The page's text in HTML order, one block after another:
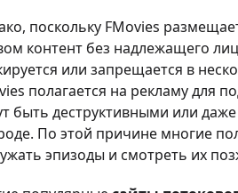
поскольку FMovies
контент без надлежащего
или запрещается в
полагается на рекламу для
быть деструктивными или
По этой причине многие
эпизоды и смотреть их